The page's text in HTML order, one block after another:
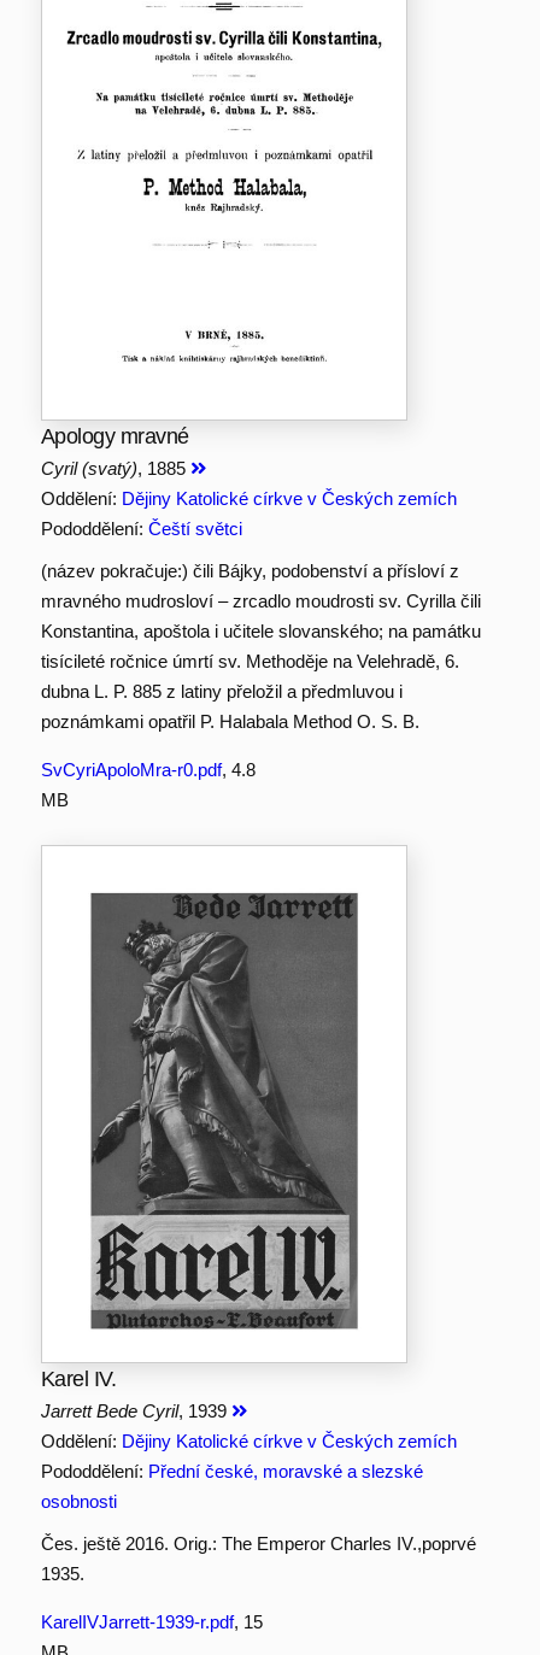
Apology mravné
Cyril (svatý), 1885
Oddělení: Dějiny Katolické církve v Českých zemích
Pododdělení: Čeští světci
(název pokračuje:) čili Bájky, podobenství a přísloví z
mravného mudrosloví – zrcadlo moudrosti sv. Cyrilla čili
Konstantina, apoštola i učitele slovanského; na památku
tisícileté ročnice úmrtí sv. Methoděje na Velehradě, 6.
dubna L. P. 885 z latiny přeložil a předmluvou i
poznámkami opatřil P. Halabala Method O. S. B.
SvCyriApoloMra-r0.pdf, 4.8
MB
Karel IV.
Jarrett Bede Cyril, 1939
Oddělení: Dějiny Katolické církve v Českých zemích
Pododdělení: Přední české, moravské a slezské
osobnosti
Čes. ještě 2016. Orig.: The Emperor Charles IV.,poprvé
1935.
KarelIVJarrett-1939-r.pdf, 15